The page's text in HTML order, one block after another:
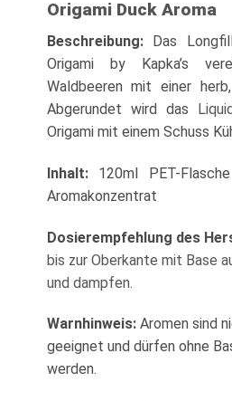
Origami Duck Aroma
Beschreibung:Das
Origami by Kapka’s
Waldbeeren mit einer
Abgerundet wird das
Origami mit einem Schuss
Inhalt:120ml PET-
Aromakonzentrat
Dosierempfehlung des
bis zur Oberkante mit Base
und dampfen.
Warnhinweis:Aromen sind
geeignet und dürfen ohne
werden.